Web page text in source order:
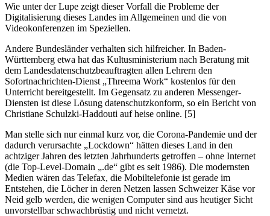
Wie unter der Lupe zeigt dieser Vorfall die Probleme der
Digitalisierung dieses Landes im Allgemeinen und die von
Videokonferenzen im Speziellen.
Andere Bundesländer verhalten sich hilfreicher. In Baden-
Württemberg etwa hat das Kultusministerium nach Beratung mit
dem Landesdatenschutzbeauftragten allen Lehrern den
Sofortnachrichten-Dienst „Threema Work“ kostenlos für den
Unterricht bereitgestellt. Im Gegensatz zu anderen Messenger-
Diensten ist diese Lösung datenschutzkonform, so ein Bericht von
Christiane Schulzki-Haddouti auf heise online. [5]
Man stelle sich nur einmal kurz vor, die Corona-Pandemie und der
dadurch verursachte „Lockdown“ hätten dieses Land in den
achtziger Jahren des letzten Jahrhunderts getroffen – ohne Internet
(die Top-Level-Domain „.de“ gibt es seit 1986). Die modernsten
Medien wären das Telefax, die Mobiltelefonie ist gerade im
Entstehen, die Löcher in deren Netzen lassen Schweizer Käse vor
Neid gelb werden, die wenigen Computer sind aus heutiger Sicht
unvorstellbar schwachbrüstig und nicht vernetzt.